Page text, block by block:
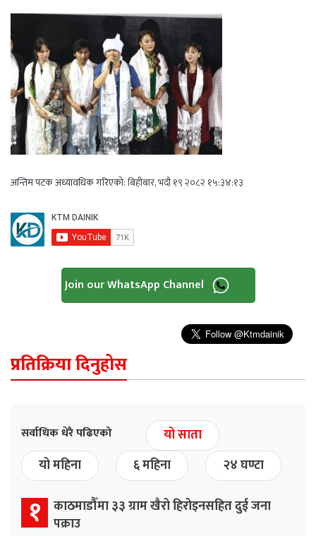
अन्तिम पटक अध्यावधिक गरिएको:बिहीबार, भदौ १९ २०८२ १५:३४:१३
Join our WhatsApp Channel
प्रतिक्रिया दिनुहोस
सर्वाधिक धेरै पढिएको
यो साता
यो महिना
६ महिना २४ घण्टा
१
काठमाडौँमा ३३ ग्राम खैरो हिरोइनसहित दुई जना
पक्राउ